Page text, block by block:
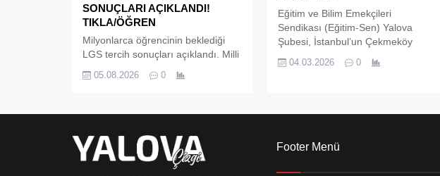
SONUÇLARI AÇIKLANDI!
TIKLA/ÖĞREN
Milyonlarca öğrencinin beklediği
LGS tercih sonuçları açıklandı. Milli
Geçiş Sistemi (LGS) yerleştirme
05.08.2026 0
Eğitim ve Bilim Emekçileri
Sendikası (Eğitim-Sen) Yalova
Şubesi, İstanbul’un Çekmeköy
yaşanan ve Biyoloji Öğretmeni
saldırıya tepki göstermek amacıyla
KESK’e bağlı sendika üyeleri,
Yalova İl Milli Eğitim Müdürlüğü
04.03.2026 0
Footer Menü